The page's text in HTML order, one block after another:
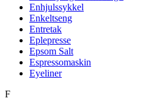
Enhjulssykkel
Enkeltseng
Entretak
Eplepresse
Epsom Salt
Espressomaskin
Eyeliner
F